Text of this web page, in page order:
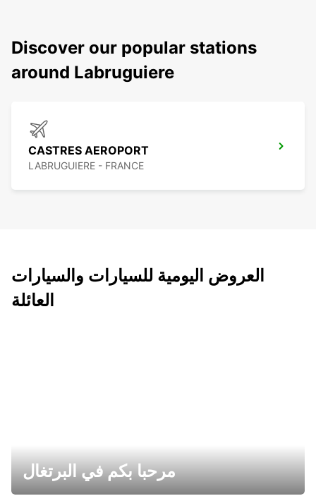
Discover our popular stations
around Labruguiere
CASTRES AEROPORT
LABRUGUIERE - FRANCE
العروض اليومية للسيارات والسيارات
العائلة
مرحبا بكم في البرتغال